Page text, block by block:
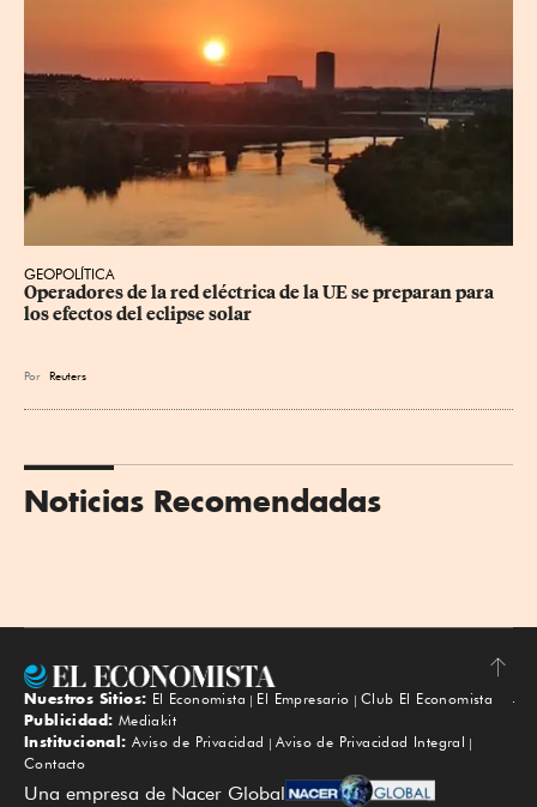
GEOPOLÍTICA
Operadores de la red eléctrica de la UE se preparan para
los efectos del eclipse solar
Por Reuters
Noticias Recomendadas
Subir
Nuestros Sitios: El Economista El Empresario
Club El Economista
Publicidad: Mediakit
Institucional: Aviso de Privacidad
Aviso de Privacidad Integral
Contacto
Una empresa de Nacer Global